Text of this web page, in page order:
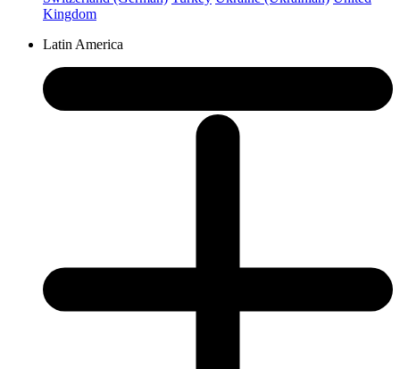
Kingdom
Latin America